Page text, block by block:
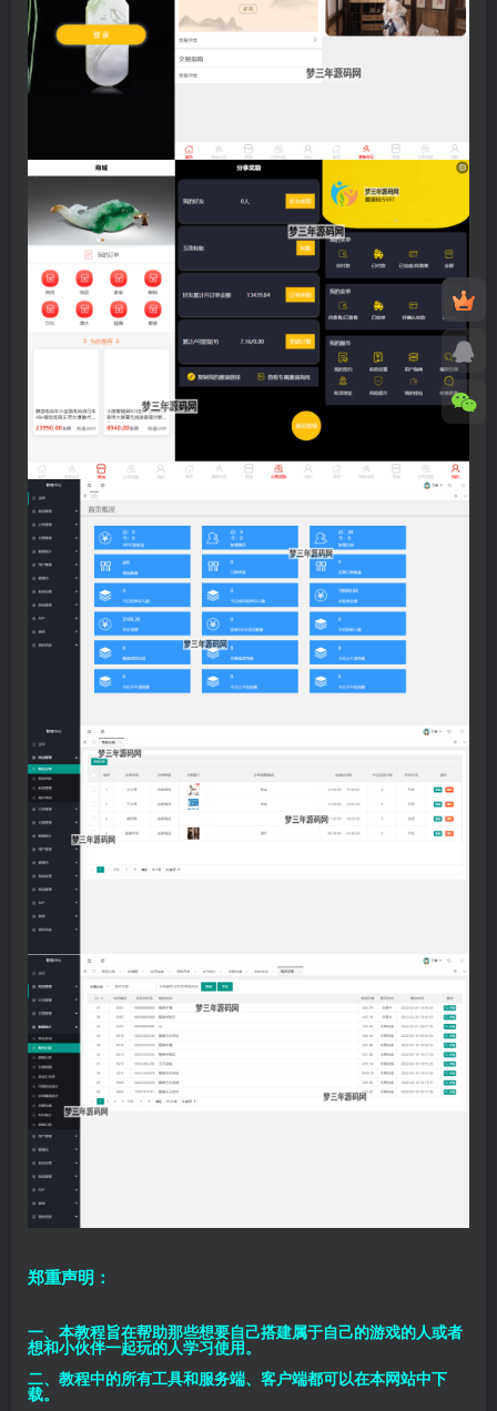
郑重声明：
一、本教程旨在帮助那些想要自己搭建属于自己的游戏的人或者
想和小伙伴一起玩的人学习使用。
二、教程中的所有工具和服务端、客户端都可以在本网站中下
载。